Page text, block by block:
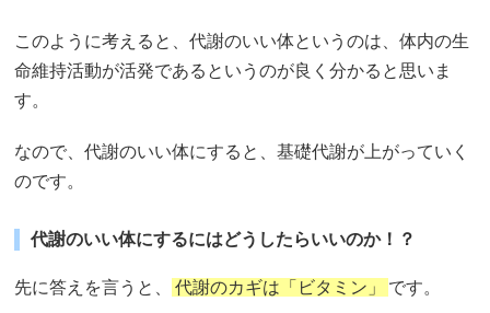
このように考えると、代謝のいい体というのは、体内の生
命維持活動が活発であるというのが良く分かると思いま
す。
なので、代謝のいい体にすると、基礎代謝が上がっていく
のです。
代謝のいい体にするにはどうしたらいいのか！？
先に答えを言うと、 代謝のカギは「ビタミン」 です。